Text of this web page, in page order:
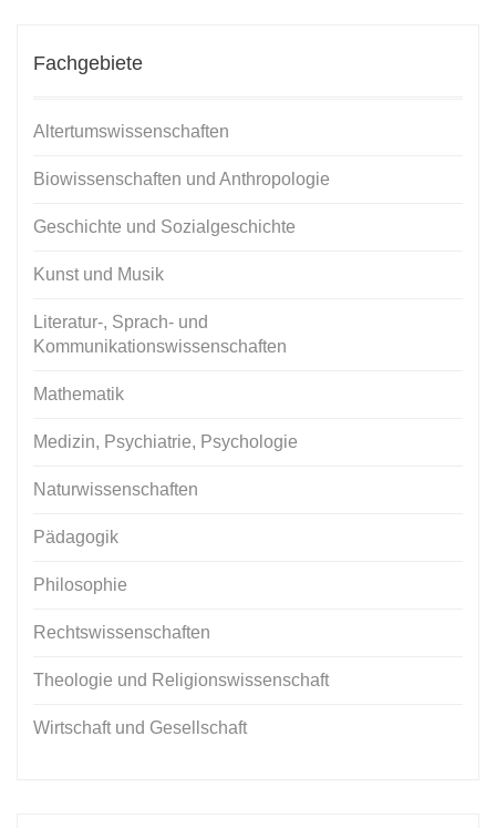
Fachgebiete
Altertumswissenschaften
Biowissenschaften und Anthropologie
Geschichte und Sozialgeschichte
Kunst und Musik
Literatur-, Sprach- und
Kommunikationswissenschaften
Mathematik
Medizin, Psychiatrie, Psychologie
Naturwissenschaften
Pädagogik
Philosophie
Rechtswissenschaften
Theologie und Religionswissenschaft
Wirtschaft und Gesellschaft